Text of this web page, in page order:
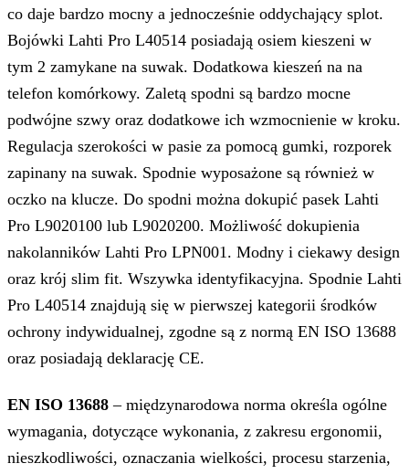
co daje bardzo mocny a jednocześnie oddychający splot.
Bojówki Lahti Pro L40514 posiadają osiem kieszeni w
tym 2 zamykane na suwak. Dodatkowa kieszeń na na
telefon komórkowy. Zaletą spodni są bardzo mocne
podwójne szwy oraz dodatkowe ich wzmocnienie w kroku.
Regulacja szerokości w pasie za pomocą gumki, rozporek
zapinany na suwak. Spodnie wyposażone są również w
oczko na klucze. Do spodni można dokupić pasek Lahti
Pro L9020100 lub L9020200. Możliwość dokupienia
nakolanników Lahti Pro LPN001. Modny i ciekawy design
oraz krój slim fit. Wszywka identyfikacyjna. Spodnie Lahti
Pro L40514 znajdują się w pierwszej kategorii środków
ochrony indywidualnej, zgodne są z normą EN ISO 13688
oraz posiadają deklarację CE.
EN ISO 13688 – międzynarodowa norma określa ogólne
wymagania, dotyczące wykonania, z zakresu ergonomii,
nieszkodliwości, oznaczania wielkości, procesu starzenia,